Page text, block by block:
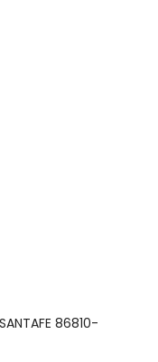
86810-